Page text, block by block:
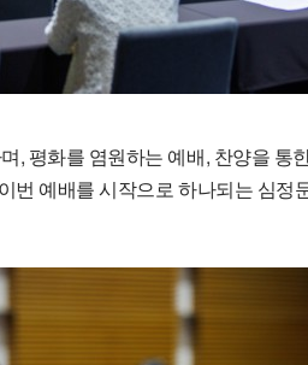
, 평화를 염원하는 예배, 찬양을 통
이번 예배를 시작으로 하나되는 심정